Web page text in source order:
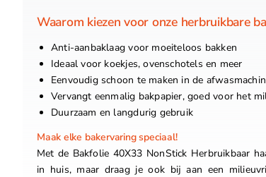
Waarom kiezen voor onze herbruikbare
Anti-aanbaklaag voor moeiteloos bakken
Ideaal voor koekjes, ovenschotels en meer
Eenvoudig schoon te maken in de
Vervangt eenmalig bakpapier, goed voor het
Duurzaam en langdurig gebruik
Maak elke bakervaring speciaal!
Met de Bakfolie 40X33 NonStick Herbruikbaar
in huis, maar draag je ook bij aan een